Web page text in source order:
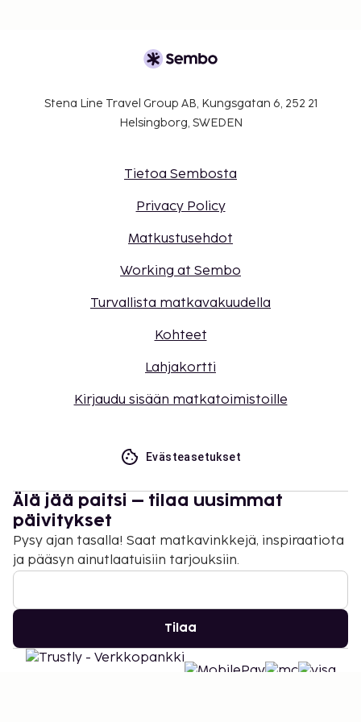
vanhemman tai huoltajan huoneessa olevia
Vain sisäänkirjautuneet asiakkaat saavat
oleskella huoneissa.
Tämä majoituspaikka ei salli lemmikkejä ja
Kontaktiton uloskirjautuminen on saatavilla.
Stena Line Travel Group AB, Kungsgatan 6, 252 21
Helsingborg, SWEDEN
Tietoa Sembosta
Privacy Policy
Matkustusehdot
Working at Sembo
Turvallista matkavakuudella
Kohteet
Lahjakortti
Kirjaudu sisään matkatoimistoille
Evästeasetukset
Älä jää paitsi – tilaa uusimmat
päivitykset
Pysy ajan tasalla! Saat matkavinkkejä, inspiraatiota
ja pääsyn ainutlaatuisiin tarjouksiin.
Tilaa